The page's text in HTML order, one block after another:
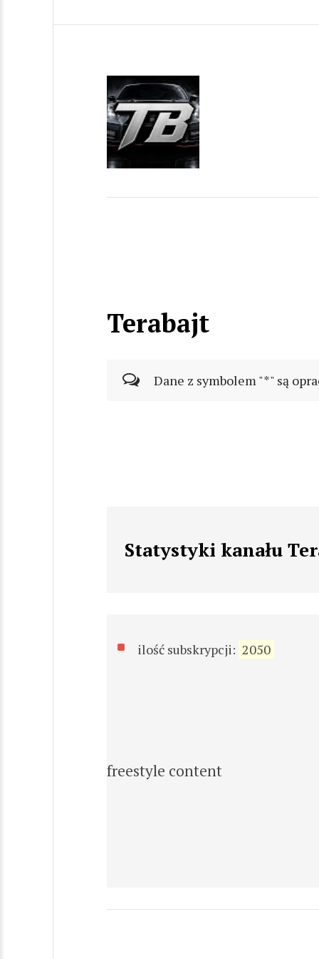
Terabajt
Dane z symbolem "*" są
Statystyki kanału
ilość subskrypcji: 2050
freestyle content